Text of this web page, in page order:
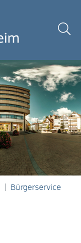
Bürgerservice